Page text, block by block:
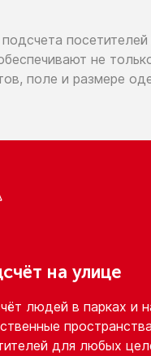
посетителей
не
поле и размере
на улице
людей в парках и
для любых